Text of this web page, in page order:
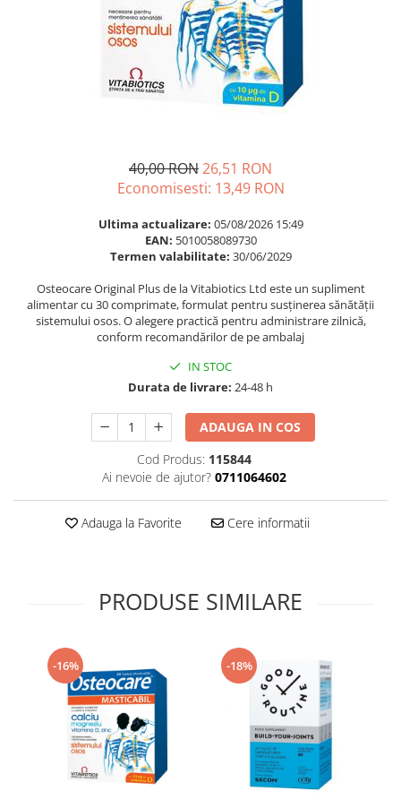
Probiotice si prebiotice
Sistemul respirator
Slabire si control greutate
Somn stres si anxietate
Supliment Calciu
Supliment Fier
Supliment Magneziu
Supliment Vitamina C
Supliment Vitamina D3
Supliment Vitamina E
Supliment Zinc
Tincturi si Gemoderivate
Tuse gat si respiratie
Balsam masca si tratament
Produse cu SPF Pentru Fata
Repelenti insecte
40,00 RON26,51 RON
Economisesti: 13,49 RON
Ultima actualizare: 05/08/2026 15:49
EAN: 5010058089730
Termen valabilitate: 30/06/2029
Osteocare Original Plus de la Vitabiotics Ltd este un supliment
alimentar cu 30 comprimate, formulat pentru susținerea sănătății
sistemului osos. O alegere practică pentru administrare zilnică,
conform recomandărilor de pe ambalaj
IN STOC
Durata de livrare: 24-48 h
ADAUGA IN COS
Cod Produs: 115844
Ai nevoie de ajutor? 0711064602
Adauga la Favorite Cere informatii
PRODUSE SIMILARE
-16% -18%